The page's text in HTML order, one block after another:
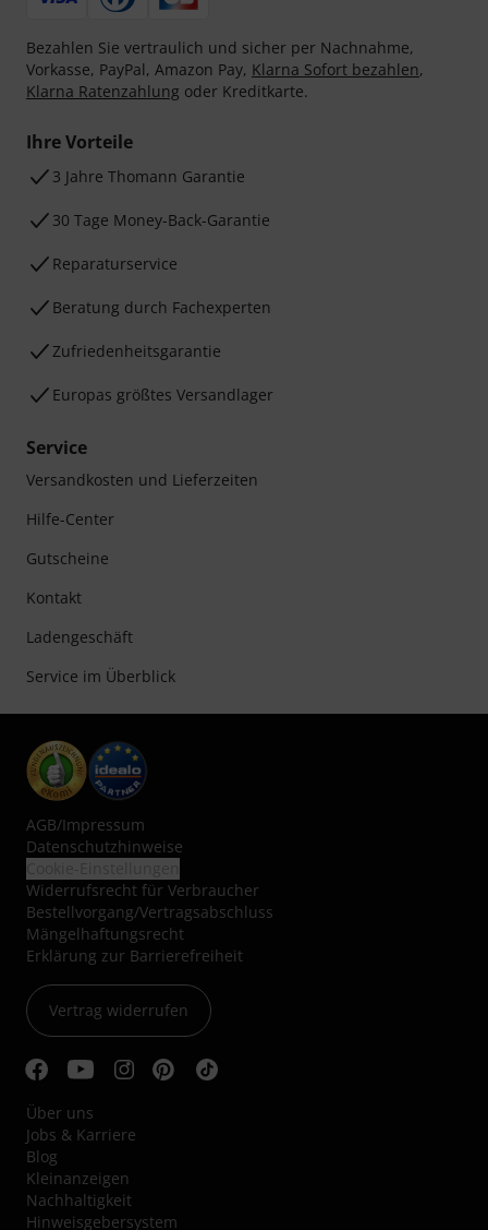
Bezahlen Sie vertraulich und sicher per Nachnahme,
Vorkasse, PayPal, Amazon Pay, Klarna Sofort bezahlen,
Klarna Ratenzahlung oder Kreditkarte.
Ihre Vorteile
3 Jahre Thomann Garantie
30 Tage Money-Back-Garantie
Reparaturservice
Beratung durch Fachexperten
Zufriedenheitsgarantie
Europas größtes Versandlager
Service
Versandkosten und Lieferzeiten
Hilfe-Center
Gutscheine
Kontakt
Ladengeschäft
Service im Überblick
AGB/Impressum
Datenschutzhinweise
Widerrufsrecht für Verbraucher
Bestellvorgang/Vertragsabschluss
Mängelhaftungsrecht
Erklärung zur Barrierefreiheit
Vertrag widerrufen
Über uns
Jobs & Karriere
Blog
Kleinanzeigen
Nachhaltigkeit
Hinweisgebersystem